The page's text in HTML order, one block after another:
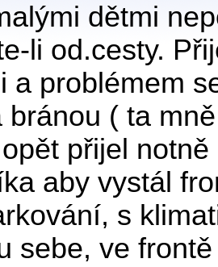
dětmi
li od.cesty.
a problémem
bránou ( ta
přijel
aby vystál
s
sebe, ve